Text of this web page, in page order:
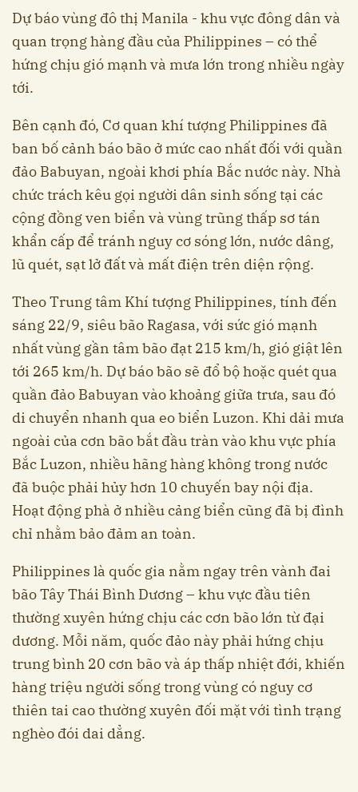
Dự báo vùng đô thị Manila - khu vực đông dân và
quan trọng hàng đầu của Philippines – có thể
hứng chịu gió mạnh và mưa lớn trong nhiều ngày
tới.
Bên cạnh đó, Cơ quan khí tượng Philippines đã
ban bố cảnh báo bão ở mức cao nhất đối với quần
đảo Babuyan, ngoài khơi phía Bắc nước này. Nhà
chức trách kêu gọi người dân sinh sống tại các
cộng đồng ven biển và vùng trũng thấp sơ tán
khẩn cấp để tránh nguy cơ sóng lớn, nước dâng,
lũ quét, sạt lở đất và mất điện trên diện rộng.
Theo Trung tâm Khí tượng Philippines, tính đến
sáng 22/9, siêu bão Ragasa, với sức gió mạnh
nhất vùng gần tâm bão đạt 215 km/h, gió giật lên
tới 265 km/h. Dự báo bão sẽ đổ bộ hoặc quét qua
quần đảo Babuyan vào khoảng giữa trưa, sau đó
di chuyển nhanh qua eo biển Luzon. Khi dải mưa
ngoài của cơn bão bắt đầu tràn vào khu vực phía
Bắc Luzon, nhiều hãng hàng không trong nước
đã buộc phải hủy hơn 10 chuyến bay nội địa.
Hoạt động phà ở nhiều cảng biển cũng đã bị đình
chỉ nhằm bảo đảm an toàn.
Philippines là quốc gia nằm ngay trên vành đai
bão Tây Thái Bình Dương – khu vực đầu tiên
thường xuyên hứng chịu các cơn bão lớn từ đại
dương. Mỗi năm, quốc đảo này phải hứng chịu
trung bình 20 cơn bão và áp thấp nhiệt đới, khiến
hàng triệu người sống trong vùng có nguy cơ
thiên tai cao thường xuyên đối mặt với tình trạng
nghèo đói dai dẳng.